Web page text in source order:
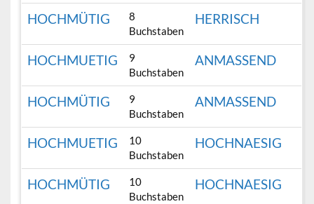
HOCHMÜTIG
8
Buchstaben
HERRISCH
HOCHMUETIG
9
Buchstaben
ANMASSEND
HOCHMÜTIG
9
Buchstaben
ANMASSEND
HOCHMUETIG
10
Buchstaben
HOCHNAESIG
HOCHMÜTIG
10
Buchstaben
HOCHNAESIG